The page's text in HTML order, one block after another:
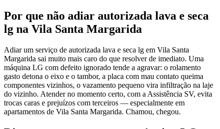
Por que não adiar autorizada lava e seca
lg na Vila Santa Margarida
Adiar um serviço de autorizada lava e seca lg em Vila Santa
Margarida sai muito mais caro do que resolver de imediato. Uma
máquina LG com defeito ignorado tende a agravar: o rolamento
gasto detona o eixo e o tambor, a placa com mau contato queima
componentes vizinhos, o vazamento pequeno vira infiltração na laje
do vizinho. Atender no momento certo, com a Assistência SV, evita
trocas caras e prejuízos com terceiros — especialmente em
apartamentos de Vila Santa Margarida. Chamou, chegou.